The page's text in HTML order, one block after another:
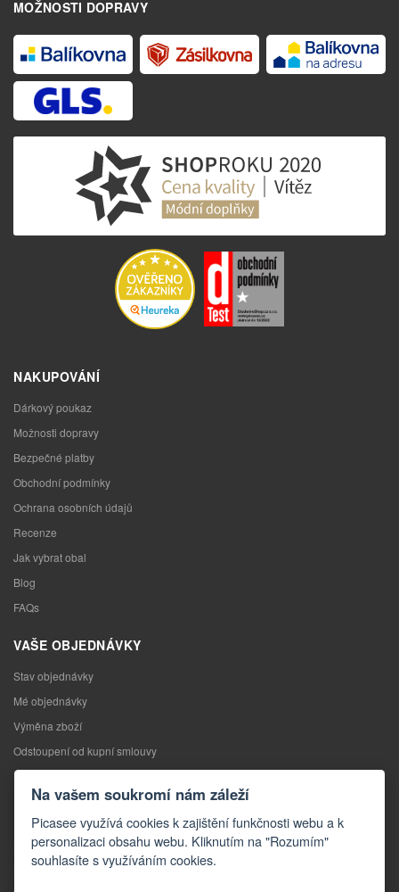
MOŽNOSTI DOPRAVY
NAKUPOVÁNÍ
Dárkový poukaz
Možnosti dopravy
Bezpečné platby
Obchodní podmínky
Ochrana osobních údajů
Recenze
Jak vybrat obal
Blog
FAQs
VAŠE OBJEDNÁVKY
Stav objednávky
Mé objednávky
Výměna zboží
Odstoupení od kupní smlouvy
Reklamace
KONTAKTY
Kontakty
Kontaktní formulář
Na vašem soukromí nám záleží
Picasee využívá cookies k zajištění funkčnosti webu a k
personalizaci obsahu webu. Kliknutím na "Rozumím"
souhlasíte s využíváním cookies.